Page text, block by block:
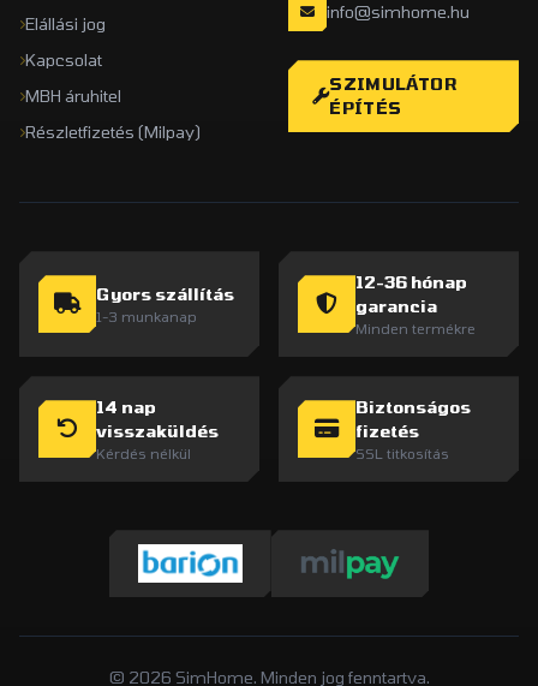
Elállási jog
Kapcsolat
MBH áruhitel
Részletfizetés (Milpay)
info@simhome.hu
SZIMULÁTOR
ÉPÍTÉS
Gyors szállítás
1-3 munkanap
12-36 hónap
garancia
Minden termékre
14 nap
visszaküldés
Kérdés nélkül
Biztonságos
fizetés
SSL titkosítás
© 2026 SimHome. Minden jog fenntartva.